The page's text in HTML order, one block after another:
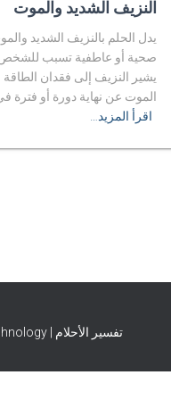
النزيف الشديد والموت
يدل الحلم بالنزيف الشديد
صحية أو عاطفية تسبب للشخص
يشير النزيف إلى فقدان الطاقة
الموت عن نهاية دورة أو فترة
اقرأ المزيد…
تفسير الأحلام | Made with ❤️ by AYO Technology